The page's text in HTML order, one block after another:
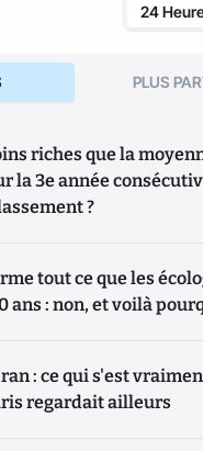
24
PLUS
riches que la
la 3e année
?
tout ce que les
ans : non, et voilà
: ce qui s'est
regardait ailleurs